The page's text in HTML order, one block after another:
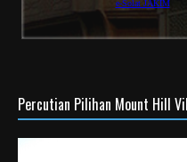
Percutian Pilihan Mount Hill